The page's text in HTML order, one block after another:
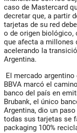
caso de Mastercard
decretar que, a partir
tarjetas de su red
o de origen biológico,
que afecta a millones
acelerando la
Argentina.
El mercado
BBVA marcó el
banco del país en
Brubank, el único
Argentina, dio un
todas sus tarjetas se
packaging 100%